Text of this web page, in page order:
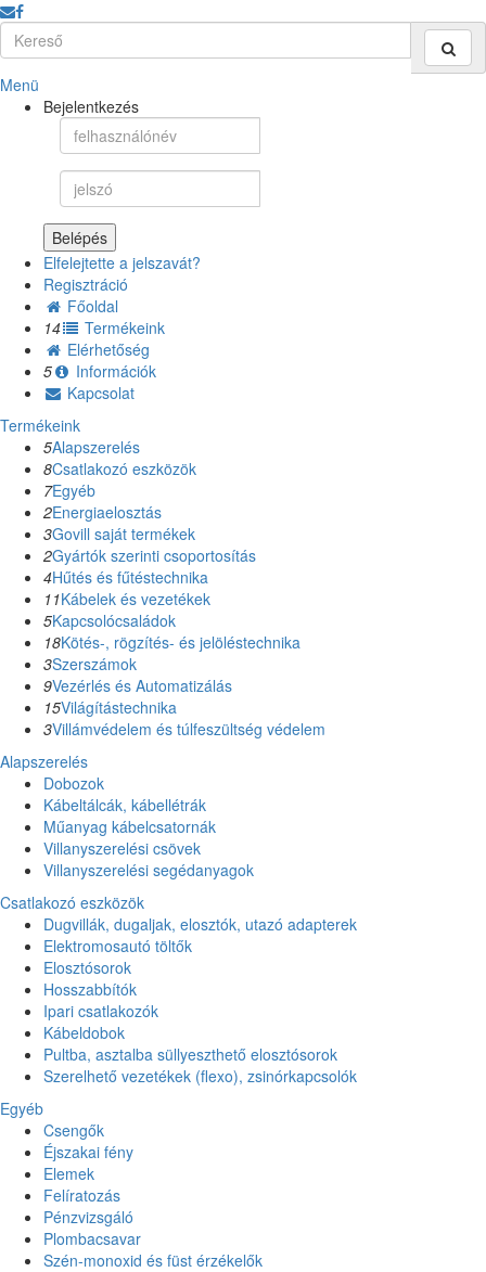
Menü
Bejelentkezés
Belépés
Elfelejtette a jelszavát?
Regisztráció
Főoldal
14
Termékeink
Elérhetőség
5
Információk
Kapcsolat
Termékeink
5Alapszerelés
8Csatlakozó eszközök
7Egyéb
2Energiaelosztás
3Govill saját termékek
2Gyártók szerinti csoportosítás
4Hűtés és fűtéstechnika
11Kábelek és vezetékek
5Kapcsolócsaládok
18Kötés-, rögzítés- és jelöléstechnika
3Szerszámok
9Vezérlés és Automatizálás
15Világítástechnika
3Villámvédelem és túlfeszültség védelem
Alapszerelés
Dobozok
Kábeltálcák, kábellétrák
Műanyag kábelcsatornák
Villanyszerelési csövek
Villanyszerelési segédanyagok
Csatlakozó eszközök
Dugvillák, dugaljak, elosztók, utazó adapterek
Elektromosautó töltők
Elosztósorok
Hosszabbítók
Ipari csatlakozók
Kábeldobok
Pultba, asztalba süllyeszthető elosztósorok
Szerelhető vezetékek (flexo), zsinórkapcsolók
Egyéb
Csengők
Éjszakai fény
Elemek
Felíratozás
Pénzvizsgáló
Plombacsavar
Szén-monoxid és füst érzékelők